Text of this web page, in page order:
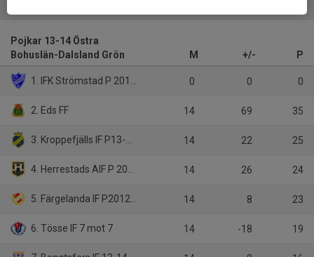
Pojkar 13-14 Östra
Bohuslän-Dalsland Grön
M +/- P
1. IFK Strömstad P 2012-2011 0 0 0
2. Eds FF 14 69 35
3. Kroppefjälls IF P13-14 år 14 22 25
4. Herrestads AIF P 2012 svart 14 26 24
5. Färgelanda IF P2012-2011 14 8 23
6. Tösse IF 7 mot 7 14 -18 19